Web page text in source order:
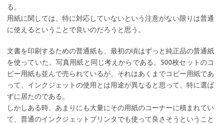
る。
用紙に関しては、特に対応していないという注意がない限りは普通
に使えるということで良いのだろうと思う。
文書を印刷するための普通紙も、最初の頃はずっと純正品の普通紙
を使っていた。写真用紙と同じ考えからである。500枚セットのコ
ピー用紙も並んで売られているが、それはあくまでコピー用紙であ
って、インクジェットの使用とは用途が異なると思って、特に選ば
ずに居たのである。
しかしある時、あまりにも大量にその用紙のコーナーに積まれてい
て、普通のインクジェットプリンタでも使って良さそうということ